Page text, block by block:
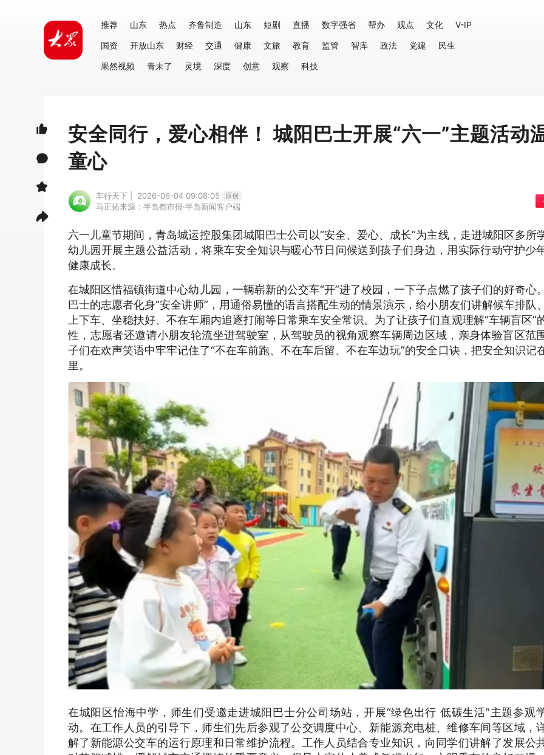
推荐 山东 热点 齐鲁制造 山东 短剧 直播 数字强省 帮办 观点 文化
V-IP
国资
开放山东 财经 交通 健康 文旅 教育 监管 智库 政法 党建
民生
果然视频
青未了 灵境 深度 创意 观察 科技
安全同行，爱心相伴！ 城阳巴士开展“六一”主题活动
童心
车行天下 | 2026-06-04 09:08:05 原创
马正拓来源：半岛都市报·半岛新闻客户端
六一儿童节期间，青岛城运控股集团城阳巴士公司以“安全、爱心、成长”为主线，走进城阳区多所
幼儿园开展主题公益活动，将乘车安全知识与暖心节日问候送到孩子们身边，用实际行动守护少
健康成长。
在城阳区惜福镇街道中心幼儿园，一辆崭新的公交车“开”进了校园，一下子点燃了孩子们的好奇心
巴士的志愿者化身“安全讲师”，用通俗易懂的语言搭配生动的情景演示，给小朋友们讲解候车排队
上下车、坐稳扶好、不在车厢内追逐打闹等日常乘车安全常识。为了让孩子们直观理解“车辆盲区”
性，志愿者还邀请小朋友轮流坐进驾驶室，从驾驶员的视角观察车辆周边区域，亲身体验盲区范
子们在欢声笑语中牢牢记住了“不在车前跑、不在车后留、不在车边玩”的安全口诀，把安全知识记
里。
在城阳区怡海中学，师生们受邀走进城阳巴士分公司场站，开展“绿色出行 低碳生活”主题参观
动。在工作人员的引导下，师生们先后参观了公交调度中心、新能源充电桩、维修车间等区域，
解了新能源公交车的运行原理和日常维护流程。工作人员结合专业知识，向同学们讲解了发展公